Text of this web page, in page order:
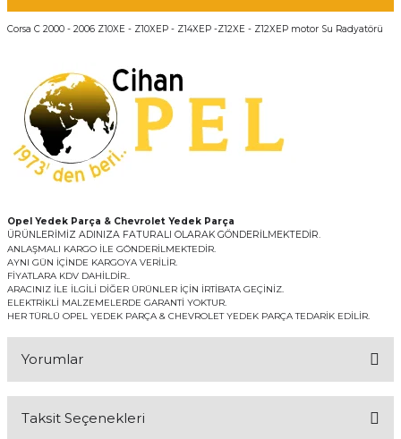
Corsa C 2000 - 2006 Z10XE - Z10XEP - Z14XEP -Z12XE - Z12XEP motor Su Radyatörü
Opel Yedek Parça & Chevrolet Yedek Parça
ÜRÜNLERİMİZ ADINIZA FATURALI OLARAK GÖNDERİLMEKTEDİR.
ANLAŞMALI KARGO İLE GÖNDERİLMEKTEDİR.
AYNI GÜN İÇİNDE KARGOYA VERİLİR.
FİYATLARA KDV DAHİLDİR..
ARACINIZ İLE İLGİLİ DİĞER ÜRÜNLER İÇİN İRTİBATA GEÇİNİZ.
ELEKTRİKLİ MALZEMELERDE GARANTİ YOKTUR.
HER TÜRLÜ OPEL YEDEK PARÇA & CHEVROLET YEDEK PARÇA TEDARİK EDİLİR.
Yorumlar
Taksit Seçenekleri